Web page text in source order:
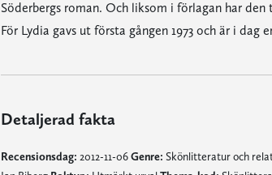
Söderbergs roman. Och liksom i förlagan har
För Lydia gavs ut första gången 1973 och är i dag
Detaljerad fakta
Recensionsdag: 2012-11-06Genre: Skönlitteratur och